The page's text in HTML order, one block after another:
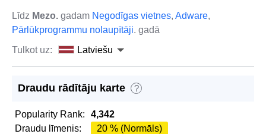
Līdz Mezo. gadam Negodīgas vietnes, Adware,
Pārlūkprogrammu nolaupītāji. gadā
Tulkot uz:
Latviešu
Draudu rādītāju karte ?
Popularity Rank:
4,342
Draudu līmenis:
20 % (Normāls)